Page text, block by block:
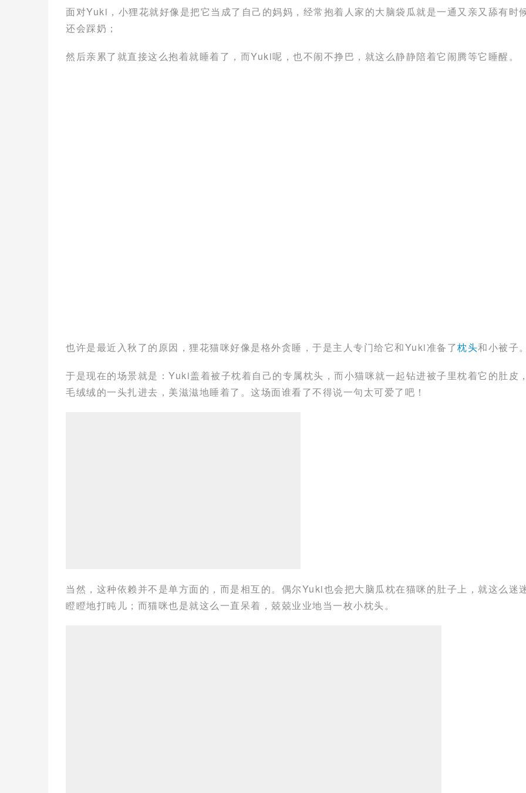
面对Yuki，小狸花就好像是把它当成了自己的妈妈，经常抱着人家的大脑袋瓜就是一通又亲又舔有时
还会踩奶；
然后亲累了就直接这么抱着就睡着了，而Yuki呢，也不闹不挣巴，就这么静静陪着它闹腾等它睡醒。
也许是最近入秋了的原因，狸花猫咪好像是格外贪睡，于是主人专门给它和Yuki准备了枕头和小被子
于是现在的场景就是：Yuki盖着被子枕着自己的专属枕头，而小猫咪就一起钻进被子里枕着它的肚皮
毛绒绒的一头扎进去，美滋滋地睡着了。这场面谁看了不得说一句太可爱了吧！
当然，这种依赖并不是单方面的，而是相互的。偶尔Yuki也会把大脑瓜枕在猫咪的肚子上，就这么迷
瞪瞪地打盹儿；而猫咪也是就这么一直呆着，兢兢业业地当一枚小枕头。